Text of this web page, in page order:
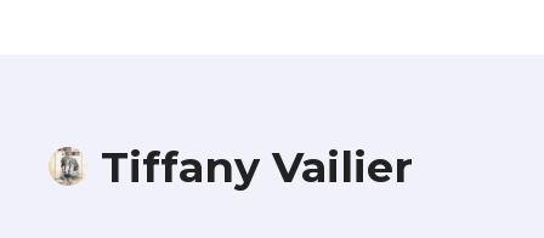
Tiffany Vailier